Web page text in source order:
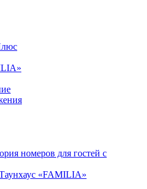
номеров для гостей с
«FAMILIA»